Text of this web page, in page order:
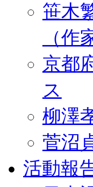
笹木
（作
京都
ス
柳澤
菅沼
活動報